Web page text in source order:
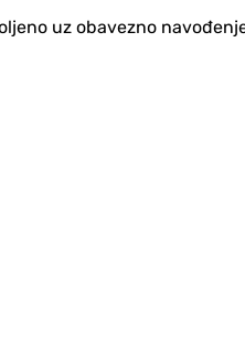
uz obavezno